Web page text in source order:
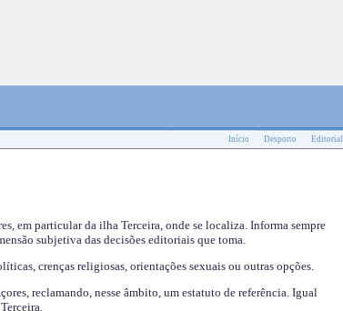
Início Desporto Editorial
em particular da ilha Terceira, onde se localiza. Informa sempre
subjetiva das decisões editoriais que toma.
crenças religiosas, orientações sexuais ou outras opções.
reclamando, nesse âmbito, um estatuto de referência. Igual